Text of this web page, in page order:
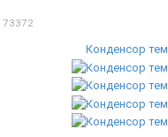
73372